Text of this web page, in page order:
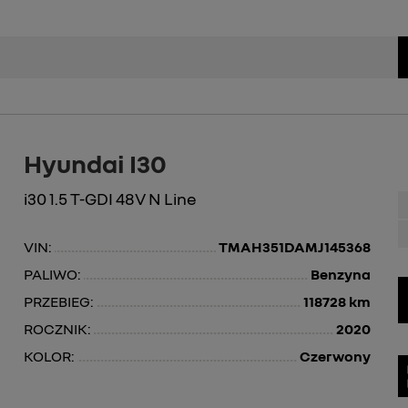
Hyundai I30
i30 1.5 T-GDI 48V N Line
VIN:
TMAH351DAMJ145368
PALIWO:
Benzyna
PRZEBIEG:
118728 km
ROCZNIK:
2020
KOLOR:
Czerwony